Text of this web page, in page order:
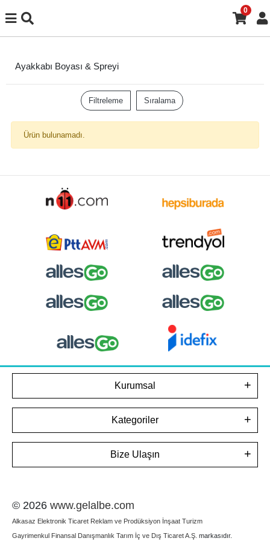
0
Ayakkabı Boyası & Spreyi
Filtreleme Sıralama
Ürün bulunamadı.
Kurumsal
Kategoriler
Bize Ulaşın
© 2026 www.gelalbe.com
Alkasaz Elektronik Ticaret Reklam ve Prodüksiyon İnşaat Turizm
Gayrimenkul Finansal Danışmanlık Tarım İç ve Dış Ticaret A.Ş. markasıdır.